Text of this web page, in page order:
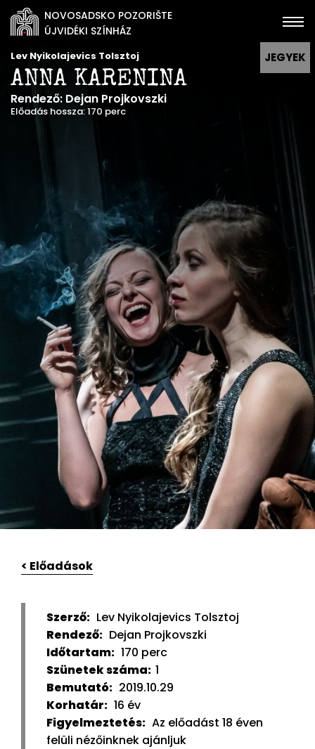
NOVOSADSKO POZORIŠTE
ÚJVIDÉKI SZÍNHÁZ
JEGYEK
Lev Nyikolajevics Tolsztoj
ANNA KARENINA
Rendező: Dejan Projkovszki
Előadás hossza: 170 perc
< Előadások
Szerző: Lev Nyikolajevics Tolsztoj
Rendező: Dejan Projkovszki
Időtartam: 170 perc
Szünetek száma: 1
Bemutató: 2019.10.29
Korhatár: 16 év
Figyelmeztetés: Az előadást 18 éven
felüli nézőinknek ajánljuk